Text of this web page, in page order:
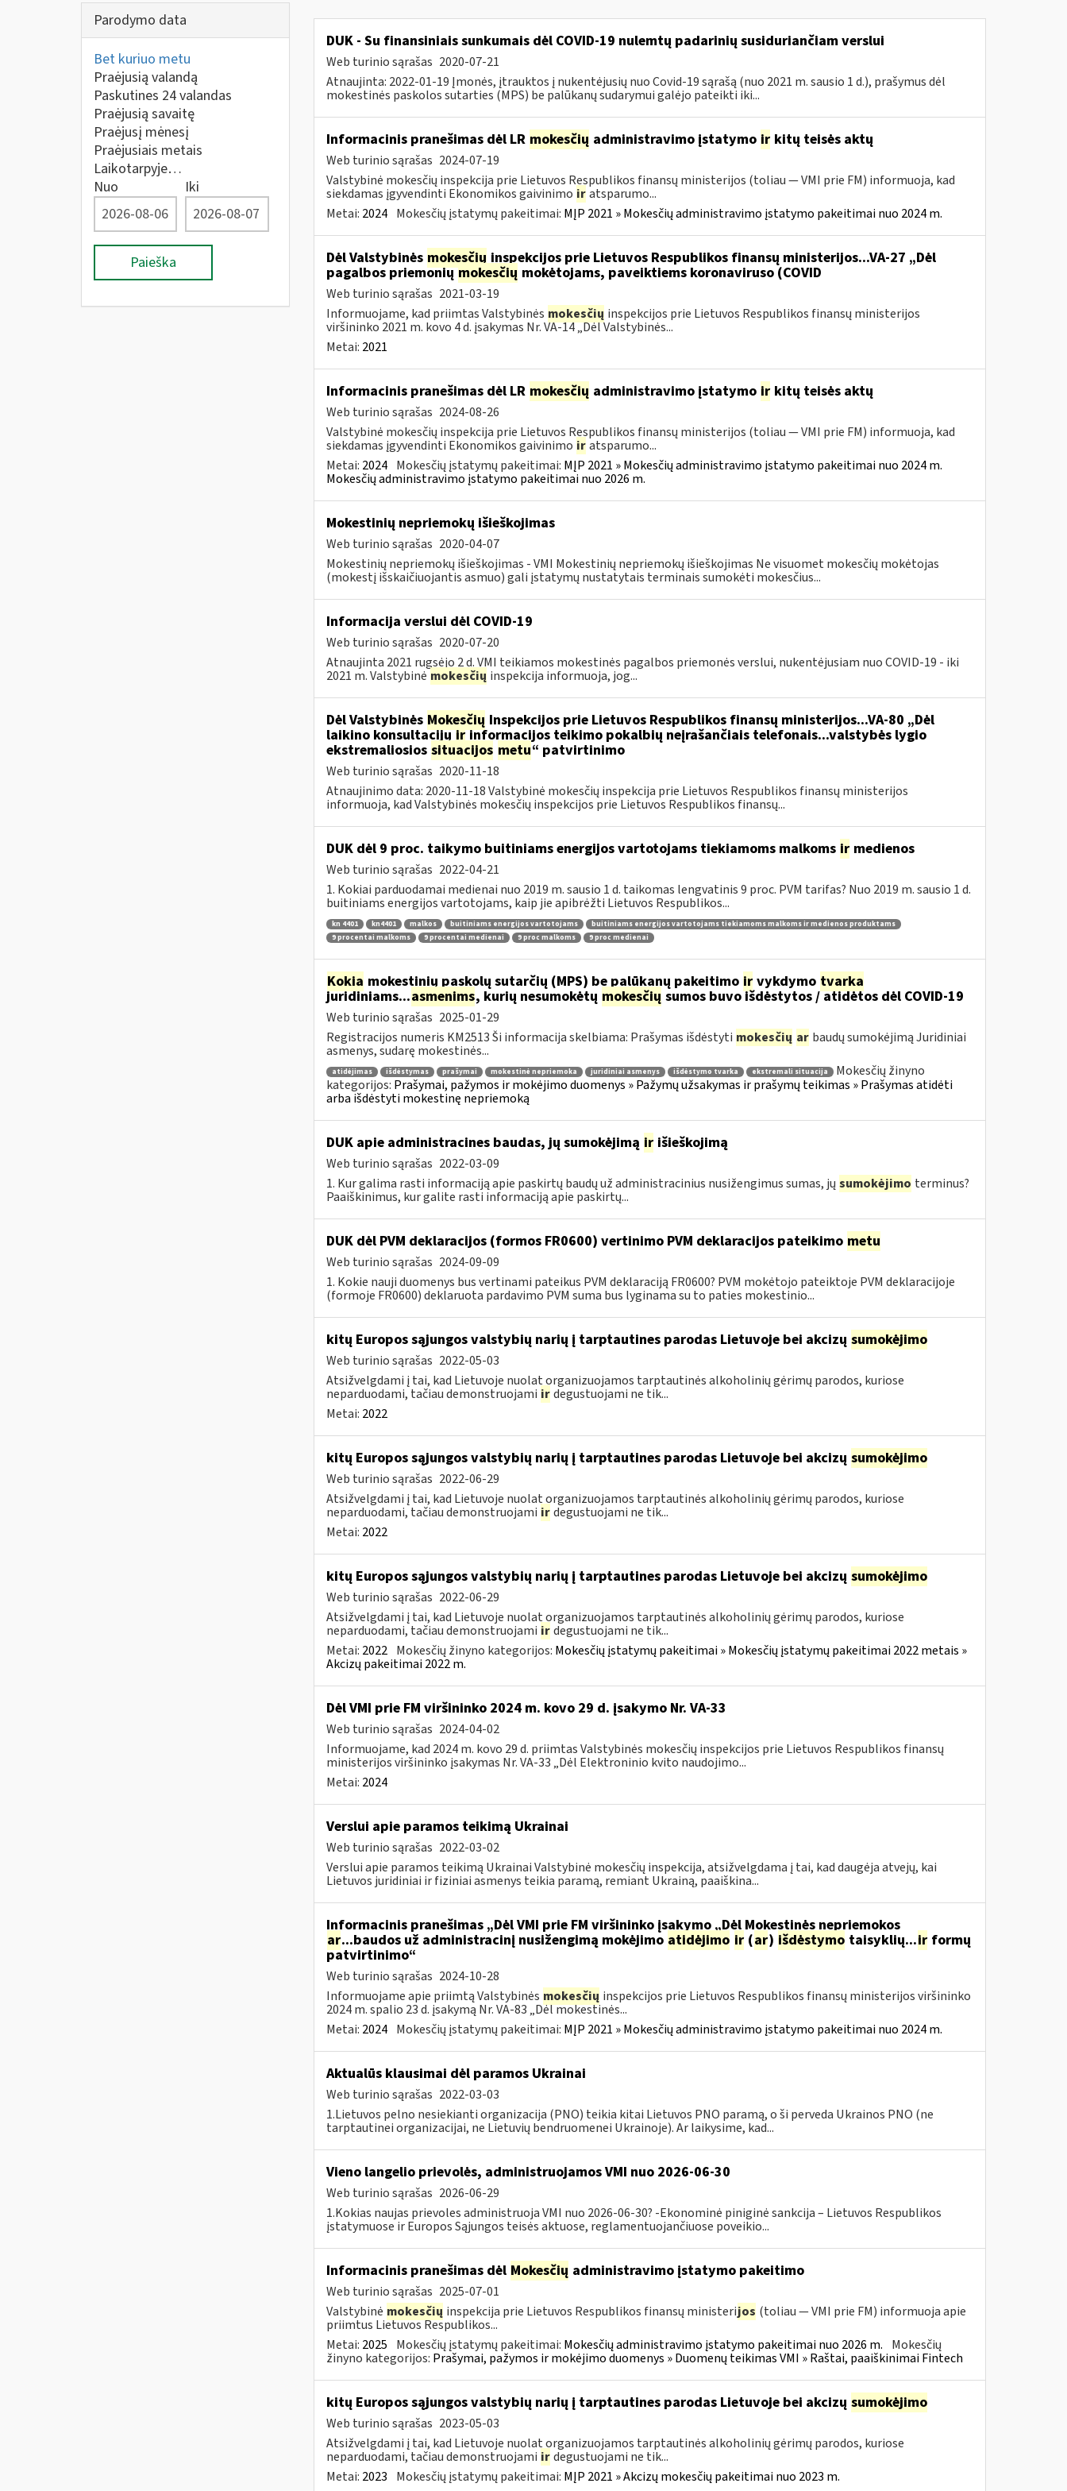
Parodymo data
Bet kuriuo metu
Praėjusią valandą
Paskutines 24 valandas
Praėjusią savaitę
Praėjusį mėnesį
Praėjusiais metais
Laikotarpyje…
Nuo
Iki
Paieška
DUK - Su finansiniais sunkumais dėl COVID-19 nulemtų padarinių susiduriančiam verslui
Web turinio sąrašas 2020-07-21
Atnaujinta: 2022-01-19 Įmonės, įtrauktos į nukentėjusių nuo Covid-19 sąrašą (nuo 2021 m. sausio 1 d.), prašymus dėl
mokestinės paskolos sutarties (MPS) be palūkanų sudarymui galėjo pateikti iki...
Informacinis pranešimas dėl LR mokesčių administravimo įstatymo irkitų teisės aktų
Web turinio sąrašas 2024-07-19
Valstybinė mokesčių inspekcija prie Lietuvos Respublikos finansų ministerijos (toliau — VMI prie FM) informuoja, kad
siekdamas įgyvendinti Ekonomikos gaivinimo ir atsparumo...
Metai: 2024 Mokesčių įstatymų pakeitimai: MĮP 2021 » Mokesčių administravimo įstatymo pakeitimai nuo 2024 m.
Dėl Valstybinės mokesčiųinspekcijos prie Lietuvos Respublikos finansų ministerijos...VA-27 „Dėl
pagalbos priemoniųmokesčių mokėtojams, paveiktiems koronaviruso (COVID
Web turinio sąrašas 2021-03-19
Informuojame, kad priimtas Valstybinės mokesčių inspekcijos prie Lietuvos Respublikos finansų ministerijos
viršininko 2021 m. kovo 4 d. įsakymas Nr. VA-14 „Dėl Valstybinės...
Metai: 2021
Informacinis pranešimas dėl LR mokesčių administravimo įstatymo irkitų teisės aktų
Web turinio sąrašas 2024-08-26
Valstybinė mokesčių inspekcija prie Lietuvos Respublikos finansų ministerijos (toliau — VMI prie FM) informuoja, kad
siekdamas įgyvendinti Ekonomikos gaivinimo ir atsparumo...
Metai: 2024 Mokesčių įstatymų pakeitimai: MĮP 2021 » Mokesčių administravimo įstatymo pakeitimai nuo 2024 m.
Mokesčių administravimo įstatymo pakeitimai nuo 2026 m.
Mokestinių nepriemokų išieškojimas
Web turinio sąrašas 2020-04-07
Mokestinių nepriemokų išieškojimas - VMI Mokestinių nepriemokų išieškojimas Ne visuomet mokesčių mokėtojas
(mokestį išskaičiuojantis asmuo) gali įstatymų nustatytais terminais sumokėti mokesčius...
Informacija verslui dėl COVID-19
Web turinio sąrašas 2020-07-20
Atnaujinta 2021 rugsėjo 2 d. VMI teikiamos mokestinės pagalbos priemonės verslui, nukentėjusiam nuo COVID-19 - iki
2021 m. Valstybinė mokesčių inspekcija informuoja, jog...
Dėl Valstybinės Mokesčių Inspekcijos prie Lietuvos Respublikos finansų ministerijos...VA-80 „Dėl
laikino konsultacijųirinformacijos teikimo pokalbių neįrašančiais telefonais...valstybės lygio
ekstremaliosios situacijos metu“ patvirtinimo
Web turinio sąrašas 2020-11-18
Atnaujinimo data: 2020-11-18 Valstybinė mokesčių inspekcija prie Lietuvos Respublikos finansų ministerijos
informuoja, kad Valstybinės mokesčių inspekcijos prie Lietuvos Respublikos finansų...
DUK dėl 9 proc. taikymo buitiniams energijos vartotojams tiekiamoms malkoms irmedienos
Web turinio sąrašas 2022-04-21
1. Kokiai parduodamai medienai nuo 2019 m. sausio 1 d. taikomas lengvatinis 9 proc. PVM tarifas? Nuo 2019 m. sausio 1 d.
buitiniams energijos vartotojams, kaip jie apibrėžti Lietuvos Respublikos...
kn 4401 kn4401 malkos buitiniams energijos vartotojams
buitiniams energijos vartotojams tiekiamoms malkoms ir medienos produktams
9 procentai malkoms
9 procentai medienai 9 proc malkoms 9 proc medienai
Kokia mokestinių paskolų sutarčių (MPS) be palūkanų pakeitimo irvykdymo tvarka
juridiniams...asmenims, kurių nesumokėtų mokesčių sumos buvo išdėstytos / atidėtos dėl COVID-19
Web turinio sąrašas 2025-01-29
Registracijos numeris KM2513 Ši informacija skelbiama: Prašymas išdėstyti mokesčių ar baudų sumokėjimą Juridiniai
asmenys, sudarę mokestinės...
atidėjimas išdėstymas prašymai mokestinė nepriemoka juridiniai asmenys išdėstymo tvarka ekstremali situacija
Mokesčių žinyno
kategorijos: Prašymai, pažymos ir mokėjimo duomenys » Pažymų užsakymas ir prašymų teikimas » Prašymas atidėti
arba išdėstyti mokestinę nepriemoką
DUK apie administracines baudas, jų sumokėjimą irišieškojimą
Web turinio sąrašas 2022-03-09
1. Kur galima rasti informaciją apie paskirtų baudų už administracinius nusižengimus sumas, jų sumokėjimo terminus?
Paaiškinimus, kur galite rasti informaciją apie paskirtų...
DUK dėl PVM deklaracijos (formos FR0600) vertinimo PVM deklaracijos pateikimo metu
Web turinio sąrašas 2024-09-09
1. Kokie nauji duomenys bus vertinami pateikus PVM deklaraciją FR0600? PVM mokėtojo pateiktoje PVM deklaracijoje
(formoje FR0600) deklaruota pardavimo PVM suma bus lyginama su to paties mokestinio...
kitų Europos sąjungos valstybių narių į tarptautines parodas Lietuvoje bei akcizų sumokėjimo
Web turinio sąrašas 2022-05-03
Atsižvelgdami į tai, kad Lietuvoje nuolat organizuojamos tarptautinės alkoholinių gėrimų parodos, kuriose
neparduodami, tačiau demonstruojami ir degustuojami ne tik...
Metai: 2022
kitų Europos sąjungos valstybių narių į tarptautines parodas Lietuvoje bei akcizų sumokėjimo
Web turinio sąrašas 2022-06-29
Atsižvelgdami į tai, kad Lietuvoje nuolat organizuojamos tarptautinės alkoholinių gėrimų parodos, kuriose
neparduodami, tačiau demonstruojami ir degustuojami ne tik...
Metai: 2022
kitų Europos sąjungos valstybių narių į tarptautines parodas Lietuvoje bei akcizų sumokėjimo
Web turinio sąrašas 2022-06-29
Atsižvelgdami į tai, kad Lietuvoje nuolat organizuojamos tarptautinės alkoholinių gėrimų parodos, kuriose
neparduodami, tačiau demonstruojami ir degustuojami ne tik...
Metai: 2022 Mokesčių žinyno kategorijos: Mokesčių įstatymų pakeitimai » Mokesčių įstatymų pakeitimai 2022 metais »
Akcizų pakeitimai 2022 m.
Dėl VMI prie FM viršininko 2024 m. kovo 29 d. įsakymo Nr. VA-33
Web turinio sąrašas 2024-04-02
Informuojame, kad 2024 m. kovo 29 d. priimtas Valstybinės mokesčių inspekcijos prie Lietuvos Respublikos finansų
ministerijos viršininko įsakymas Nr. VA-33 „Dėl Elektroninio kvito naudojimo...
Metai: 2024
Verslui apie paramos teikimą Ukrainai
Web turinio sąrašas 2022-03-02
Verslui apie paramos teikimą Ukrainai Valstybinė mokesčių inspekcija, atsižvelgdama į tai, kad daugėja atvejų, kai
Lietuvos juridiniai ir fiziniai asmenys teikia paramą, remiant Ukrainą, paaiškina...
Informacinis pranešimas „Dėl VMI prie FM viršininko įsakymo „Dėl Mokestinės nepriemokos
ar...baudos už administracinį nusižengimą mokėjimo atidėjimo ir(ar) išdėstymo taisyklių...irformų
patvirtinimo“
Web turinio sąrašas 2024-10-28
Informuojame apie priimtą Valstybinės mokesčių inspekcijos prie Lietuvos Respublikos finansų ministerijos viršininko
2024 m. spalio 23 d. įsakymą Nr. VA-83 „Dėl mokestinės...
Metai: 2024 Mokesčių įstatymų pakeitimai: MĮP 2021 » Mokesčių administravimo įstatymo pakeitimai nuo 2024 m.
Aktualūs klausimai dėl paramos Ukrainai
Web turinio sąrašas 2022-03-03
1.Lietuvos pelno nesiekianti organizacija (PNO) teikia kitai Lietuvos PNO paramą, o ši perveda Ukrainos PNO (ne
tarptautinei organizacijai, ne Lietuvių bendruomenei Ukrainoje). Ar laikysime, kad...
Vieno langelio prievolės, administruojamos VMI nuo 2026-06-30
Web turinio sąrašas 2026-06-29
1.Kokias naujas prievoles administruoja VMI nuo 2026-06-30? -Ekonominė piniginė sankcija – Lietuvos Respublikos
įstatymuose ir Europos Sąjungos teisės aktuose, reglamentuojančiuose poveikio...
Informacinis pranešimas dėl Mokesčių administravimo įstatymo pakeitimo
Web turinio sąrašas 2025-07-01
Valstybinė mokesčių inspekcija prie Lietuvos Respublikos finansų ministerijos (toliau — VMI prie FM) informuoja apie
priimtus Lietuvos Respublikos...
Metai: 2025 Mokesčių įstatymų pakeitimai: Mokesčių administravimo įstatymo pakeitimai nuo 2026 m. Mokesčių
žinyno kategorijos: Prašymai, pažymos ir mokėjimo duomenys » Duomenų teikimas VMI » Raštai, paaiškinimai Fintech
kitų Europos sąjungos valstybių narių į tarptautines parodas Lietuvoje bei akcizų sumokėjimo
Web turinio sąrašas 2023-05-03
Atsižvelgdami į tai, kad Lietuvoje nuolat organizuojamos tarptautinės alkoholinių gėrimų parodos, kuriose
neparduodami, tačiau demonstruojami ir degustuojami ne tik...
Metai: 2023 Mokesčių įstatymų pakeitimai: MĮP 2021 » Akcizų mokesčių pakeitimai nuo 2023 m.